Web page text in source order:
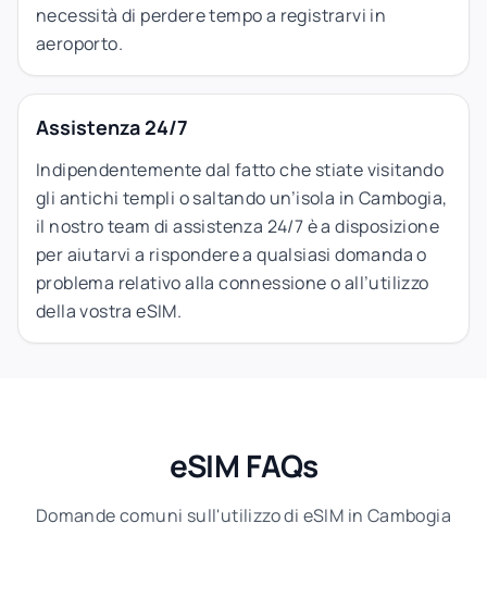
necessità di perdere tempo a registrarvi in
aeroporto.
Assistenza 24/7
Indipendentemente dal fatto che stiate visitando
gli antichi templi o saltando un’isola in Cambogia,
il nostro team di assistenza 24/7 è a disposizione
per aiutarvi a rispondere a qualsiasi domanda o
problema relativo alla connessione o all’utilizzo
della vostra eSIM.
eSIM FAQs
Domande comuni sull'utilizzo di eSIM in Cambogia